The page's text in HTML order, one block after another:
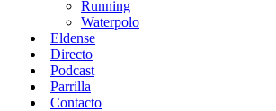
Running
Waterpolo
Eldense
Directo
Podcast
Parrilla
Contacto